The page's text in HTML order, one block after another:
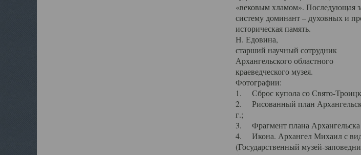
«вековым хламом». Последующая
систему доминант – духовных и
историческая память.
Н. Едовина,
старший научный сотрудник
Архангельского областного
краеведческого музея.
Фотографии:
1. Сброс купола со Свято-
2. Рисованный план
г.;
3. Фрагмент плана
4. Икона. Архангел Михаил с
(Государственный музей-